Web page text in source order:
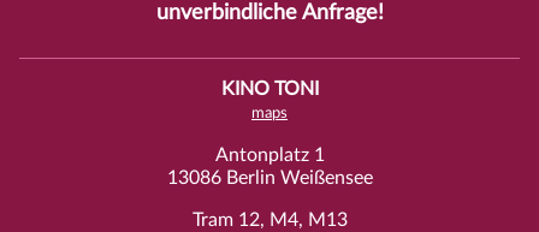
unverbindliche Anfrage!
KINO TONI
maps
Antonplatz 1
13086 Berlin Weißensee
Tram 12, M4, M13